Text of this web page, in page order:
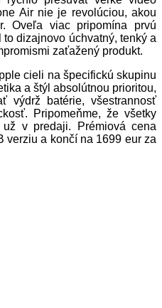
Air nie je revolúciou, akou
Oveľa viac pripomína prvú
dizajnovo úchvatný, tenký a
zaťažený produkt.
cieli na špecifickú skupinu
a štýl absolútnou prioritou,
výdrž batérie, všestrannosť
Pripomeňme, že všetky
už v predaji. Prémiová cena
verziu a končí na 1699 eur za